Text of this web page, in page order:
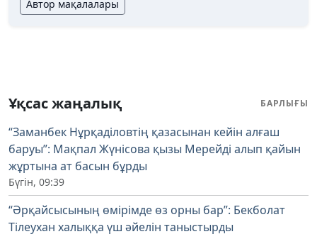
Автор мақалалары
Ұқсас жаңалық БАРЛЫҒЫ
“Заманбек Нұрқаділовтің қазасынан кейін алғаш
баруы”: Мақпал Жүнісова қызы Мерейді алып қайын
жұртына ат басын бұрды
Бүгін, 09:39
“Әрқайсысының өмірімде өз орны бар”: Бекболат
Тілеухан халыққа үш әйелін таныстырды